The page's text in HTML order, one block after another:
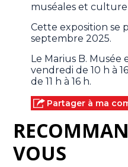
muséales et
Cette exposition se
septembre 2025.
Le Marius B.
vendredi de 10 h à
de 11 h à 16 h.
Partager à ma
VOUS